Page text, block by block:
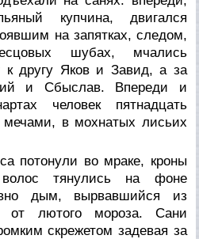
купчина, двигался
на запятках, следом,
шубах, мчались
другу Яков и Завид, а за
и Сбыслав. Впереди и
человек пятнадцать
мечами, в мохнатых лисьих
во мраке, кроны
волос тянулись на фоне
дым, вырвавшийся из
лютого мороза. Сани
скрежетом задевая за